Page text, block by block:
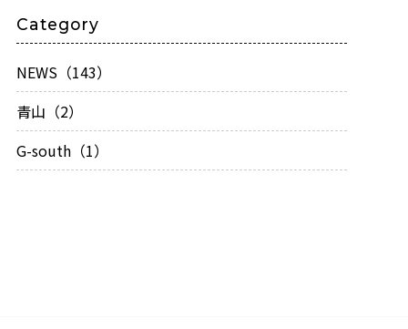
Category
NEWS（143）
青山（2）
G-south（1）